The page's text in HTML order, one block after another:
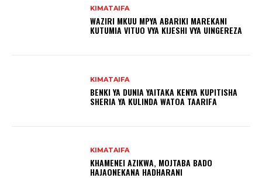
KIMATAIFA
WAZIRI MKUU MPYA ABARIKI MAREKANI
KUTUMIA VITUO VYA KIJESHI VYA UINGEREZA
KIMATAIFA
BENKI YA DUNIA YAITAKA KENYA KUPITISHA
SHERIA YA KULINDA WATOA TAARIFA
KIMATAIFA
KHAMENEI AZIKWA, МОЈТАВА ВADO
HAJAONEKANA HADHARANI